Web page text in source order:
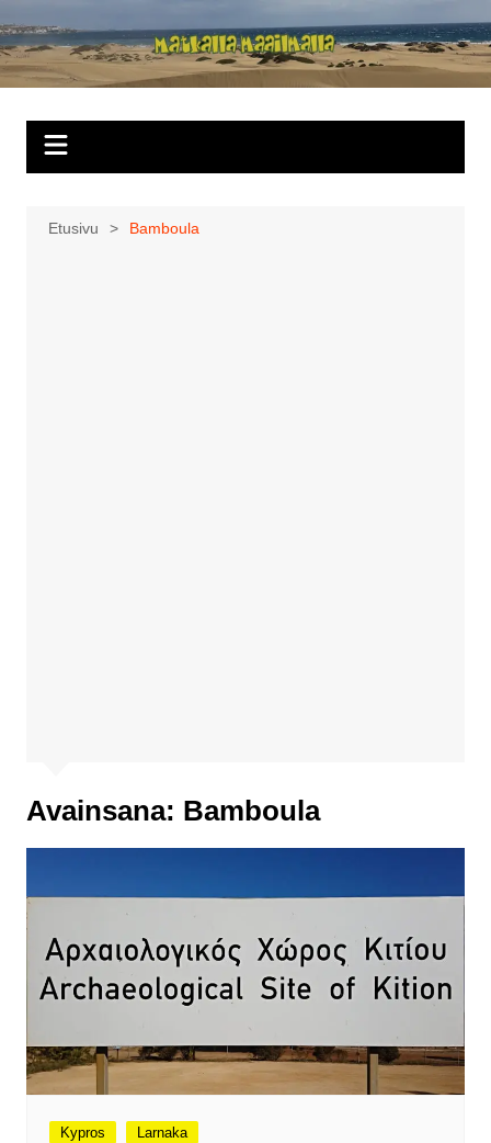
sisältöön
Matkalla
maailmalla
Etusivu Bamboula
Avainsana: Bamboula
Kypros Larnaka